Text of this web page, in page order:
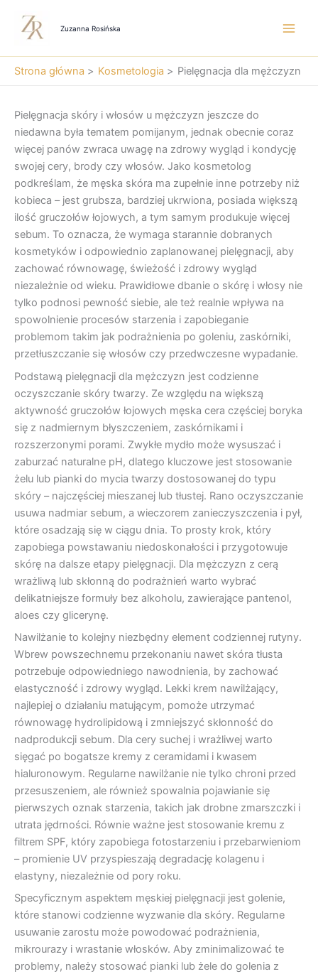
Zuzanna Rosińska
Strona główna Kosmetologia Pielęgnacja dla mężczyzn
Pielęgnacja skóry i włosów u mężczyzn jeszcze do
niedawna była tematem pomijanym, jednak obecnie coraz
więcej panów zwraca uwagę na zdrowy wygląd i kondycję
swojej cery, brody czy włosów. Jako kosmetolog
podkreślam, że męska skóra ma zupełnie inne potrzeby niż
kobieca – jest grubsza, bardziej ukrwiona, posiada większą
ilość gruczołów łojowych, a tym samym produkuje więcej
sebum. To oznacza, że wymaga starannie dobranych
kosmetyków i odpowiednio zaplanowanej pielęgnacji, aby
zachować równowagę, świeżość i zdrowy wygląd
niezależnie od wieku. Prawidłowe dbanie o skórę i włosy nie
tylko podnosi pewność siebie, ale też realnie wpływa na
spowolnienie procesów starzenia i zapobieganie
problemom takim jak podrażnienia po goleniu, zaskórniki,
przetłuszczanie się włosów czy przedwczesne wypadanie.
Podstawą pielęgnacji dla mężczyzn jest codzienne
oczyszczanie skóry twarzy. Ze względu na większą
aktywność gruczołów łojowych męska cera częściej boryka
się z nadmiernym błyszczeniem, zaskórnikami i
rozszerzonymi porami. Zwykłe mydło może wysuszać i
zaburzać naturalne pH, dlatego kluczowe jest stosowanie
żelu lub pianki do mycia twarzy dostosowanej do typu
skóry – najczęściej mieszanej lub tłustej. Rano oczyszczanie
usuwa nadmiar sebum, a wieczorem zanieczyszczenia i pył,
które osadzają się w ciągu dnia. To prosty krok, który
zapobiega powstawaniu niedoskonałości i przygotowuje
skórę na dalsze etapy pielęgnacji. Dla mężczyzn z cerą
wrażliwą lub skłonną do podrażnień warto wybrać
delikatniejsze formuły bez alkoholu, zawierające pantenol,
aloes czy glicerynę.
Nawilżanie to kolejny niezbędny element codziennej rutyny.
Wbrew powszechnemu przekonaniu nawet skóra tłusta
potrzebuje odpowiedniego nawodnienia, by zachować
elastyczność i zdrowy wygląd. Lekki krem nawilżający,
najlepiej o działaniu matującym, pomoże utrzymać
równowagę hydrolipidową i zmniejszyć skłonność do
nadprodukcji sebum. Dla cery suchej i wrażliwej warto
sięgać po bogatsze kremy z ceramidami i kwasem
hialuronowym. Regularne nawilżanie nie tylko chroni przed
przesuszeniem, ale również spowalnia pojawianie się
pierwszych oznak starzenia, takich jak drobne zmarszczki i
utrata jędrności. Równie ważne jest stosowanie kremu z
filtrem SPF, który zapobiega fotostarzeniu i przebarwieniom
– promienie UV przyspieszają degradację kolagenu i
elastyny, niezależnie od pory roku.
Specyficznym aspektem męskiej pielęgnacji jest golenie,
które stanowi codzienne wyzwanie dla skóry. Regularne
usuwanie zarostu może powodować podrażnienia,
mikrourazy i wrastanie włosków. Aby zminimalizować te
problemy, należy stosować pianki lub żele do golenia z